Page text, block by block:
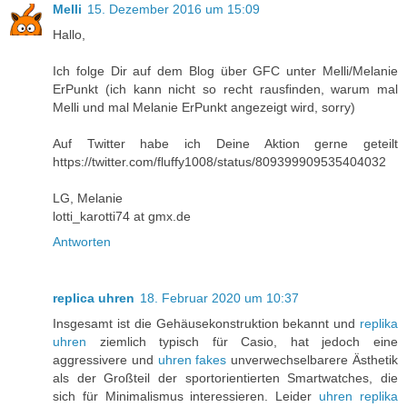
Melli 15. Dezember 2016 um 15:09
Hallo,
Ich folge Dir auf dem Blog über GFC unter Melli/Melanie
ErPunkt (ich kann nicht so recht rausfinden, warum mal
Melli und mal Melanie ErPunkt angezeigt wird, sorry)
Auf Twitter habe ich Deine Aktion gerne geteilt
https://twitter.com/fluffy1008/status/809399909535404032
LG, Melanie
lotti_karotti74 at gmx.de
Antworten
replica uhren 18. Februar 2020 um 10:37
Insgesamt ist die Gehäusekonstruktion bekannt und replika
uhren ziemlich typisch für Casio, hat jedoch eine
aggressivere und uhren fakes unverwechselbarere Ästhetik
als der Großteil der sportorientierten Smartwatches, die
sich für Minimalismus interessieren. Leider uhren replika